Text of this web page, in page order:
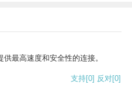
最高速度和安全性的连接。
支持[0] 反对[0]